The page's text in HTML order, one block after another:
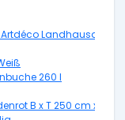
Landhausdiele
260 l
B x T 250 cm x 250